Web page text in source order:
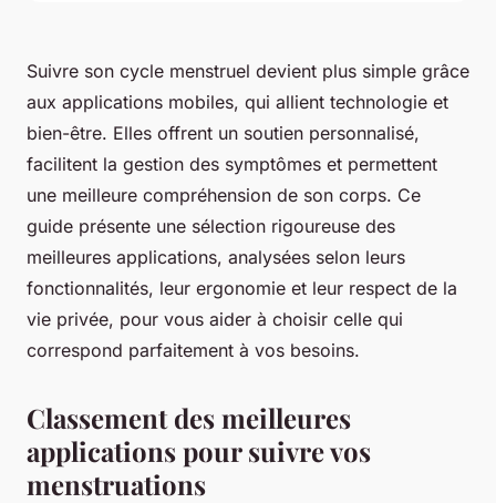
Suivre son cycle menstruel devient plus simple grâce
aux applications mobiles, qui allient technologie et
bien-être. Elles offrent un soutien personnalisé,
facilitent la gestion des symptômes et permettent
une meilleure compréhension de son corps. Ce
guide présente une sélection rigoureuse des
meilleures applications, analysées selon leurs
fonctionnalités, leur ergonomie et leur respect de la
vie privée, pour vous aider à choisir celle qui
correspond parfaitement à vos besoins.
Classement des meilleures
applications pour suivre vos
menstruations